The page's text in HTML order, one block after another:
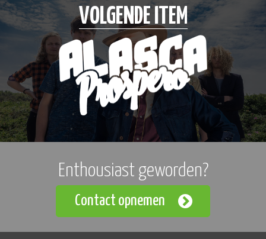
VOLGENDE ITEM
Enthousiast geworden?
Contact opnemen